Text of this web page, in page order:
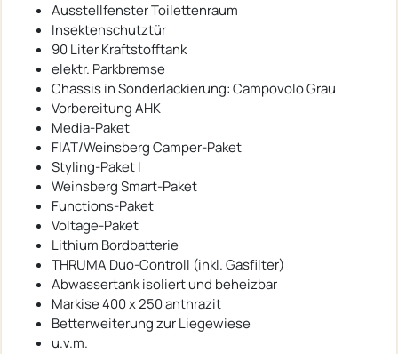
Ausstellfenster Toilettenraum
Insektenschutztür
90 Liter Kraftstofftank
elektr. Parkbremse
Chassis in Sonderlackierung: Campovolo Grau
Vorbereitung AHK
Media-Paket
FIAT/Weinsberg Camper-Paket
Styling-Paket I
Weinsberg Smart-Paket
Functions-Paket
Voltage-Paket
Lithium Bordbatterie
THRUMA Duo-Controll (inkl. Gasfilter)
Abwassertank isoliert und beheizbar
Markise 400 x 250 anthrazit
Betterweiterung zur Liegewiese
u.v.m.